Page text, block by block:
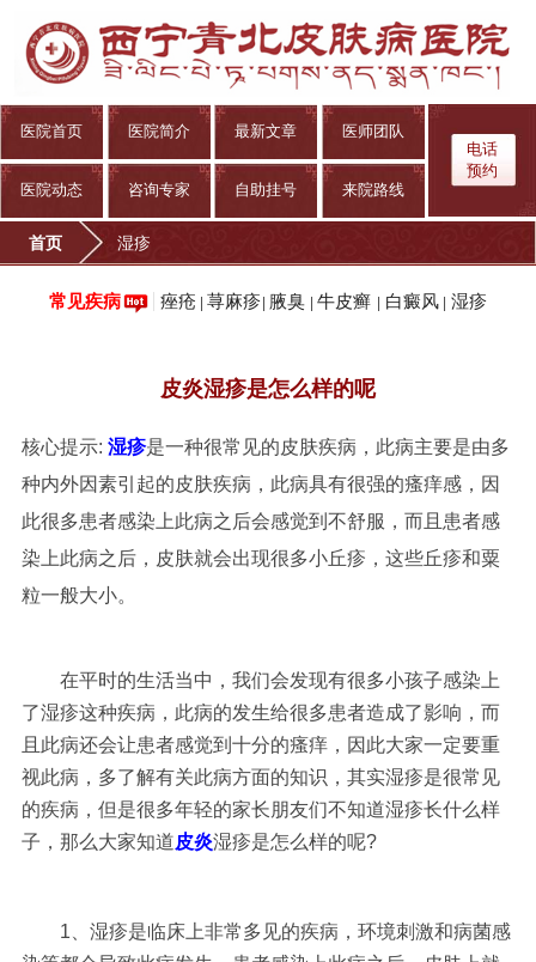
医院首页 医院简介 最新文章 医师团队
医院动态 咨询专家 自助挂号 来院路线
电话
预约
首页 湿疹
常见疾病 痤疮 荨麻疹 腋臭 牛皮癣 白癜风 湿疹
皮炎湿疹是怎么样的呢
核心提示:湿疹是一种很常见的皮肤疾病，此病主要是由多
种内外因素引起的皮肤疾病，此病具有很强的瘙痒感，因
此很多患者感染上此病之后会感觉到不舒服，而且患者感
染上此病之后，皮肤就会出现很多小丘疹，这些丘疹和粟
粒一般大小。
在平时的生活当中，我们会发现有很多小孩子感染上
了湿疹这种疾病，此病的发生给很多患者造成了影响，而
且此病还会让患者感觉到十分的瘙痒，因此大家一定要重
视此病，多了解有关此病方面的知识，其实湿疹是很常见
的疾病，但是很多年轻的家长朋友们不知道湿疹长什么样
子，那么大家知道皮炎湿疹是怎么样的呢?
1、湿疹是临床上非常多见的疾病，环境刺激和病菌感